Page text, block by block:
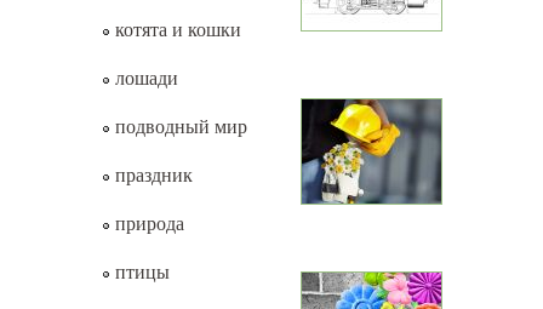
котята и кошки
лошади
подводный мир
праздник
природа
птицы